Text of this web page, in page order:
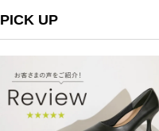
PICK UP